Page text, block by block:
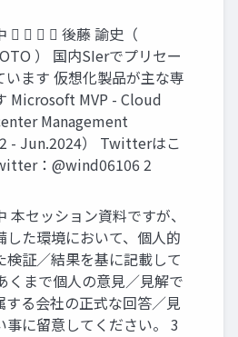
    後藤 諭史（
） 国内SIerでプリセー
います 仮想化製品が主な専
Microsoft MVP - Cloud
Management
- Jun.2024） Twitterはこ
：@wind06106 2
本セッション資料ですが、
した環境において、個人的
検証／結果を基に記載して
くまで個人の意見／見解で
する会社の正式な回答／見
事に留意してください。 3